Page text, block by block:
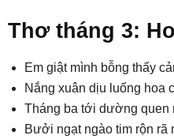
Thơ tháng 3:
Em giật mình bỗng thấy
Nắng xuân dịu luống hoa
Tháng ba tới dường quen
Bưởi ngạt ngào tim rộn rã